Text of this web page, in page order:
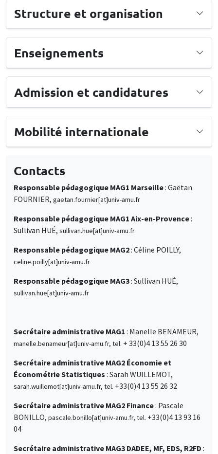
Structure et organisation
Enseignements
Admission et candidatures
Mobilité internationale
Contacts
Responsable pédagogique MAG1 Marseille: Gaëtan
FOURNIER, gaetan.fournier[at]univ-amu.fr
Responsable pédagogique MAG1 Aix-en-Provence:
Sullivan HUÉ, sullivan.hue[at]univ-amu.fr
Responsable pédagogique MAG2: Céline POILLY,
celine.poilly[at]univ-amu.fr
Responsable pédagogique MAG3: Sullivan HUÉ,
sullivan.hue[at]univ-amu.fr
Secrétaire administrative MAG1 : Manelle BENAMEUR,
manelle.benameur[at]univ-amu.fr, tel. + 33(0)4 13 55 26 30
Secrétaire administrative MAG2 Économie et
Économétrie Statistiques : Sarah WUILLEMOT,
sarah.wuillemot[at]univ-amu.fr, tel. +33(0)4 13 55 26 32
Secrétaire administrative MAG2 Finance: Pascale
BONILLO, pascale.bonillo[at]univ-amu.fr, tel. +33(0)4 13 93 16
04
Secrétaire administrative MAG3 DADEE, MF, EDS, R2FD :